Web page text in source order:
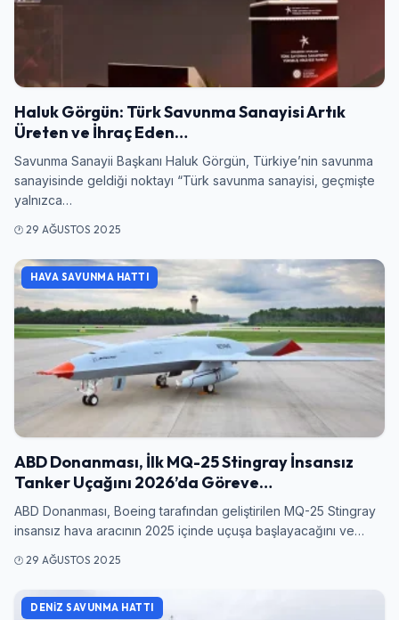
Haluk Görgün: Türk Savunma Sanayisi Artık
Üreten ve İhraç Eden…
Savunma Sanayii Başkanı Haluk Görgün, Türkiye’nin savunma
sanayisinde geldiği noktayı “Türk savunma sanayisi, geçmişte
yalnızca…
29 AĞUSTOS 2025
HAVA SAVUNMA HATTI
ABD Donanması, İlk MQ-25 Stingray İnsansız
Tanker Uçağını 2026’da Göreve…
ABD Donanması, Boeing tarafından geliştirilen MQ-25 Stingray
insansız hava aracının 2025 içinde uçuşa başlayacağını ve…
29 AĞUSTOS 2025
DENIZ SAVUNMA HATTI